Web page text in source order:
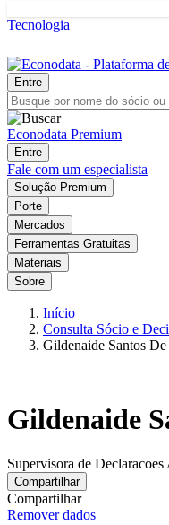
Tecnologia
Entre
Econodata Premium
Entre
Fale com um especialista
Solução Premium
Porte
Mercados
Ferramentas Gratuitas
Materiais
Sobre
Início
Consulta Sócio e
Gildenaide Santos
Gildenaide
Supervisora de Declaracoes
Compartilhar
Compartilhar
Remover dados